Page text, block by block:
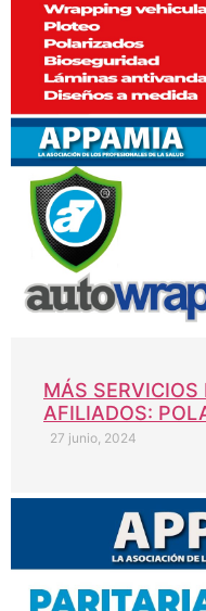
MÁS SERVICIOS
AFILIADOS:
27 junio, 2024